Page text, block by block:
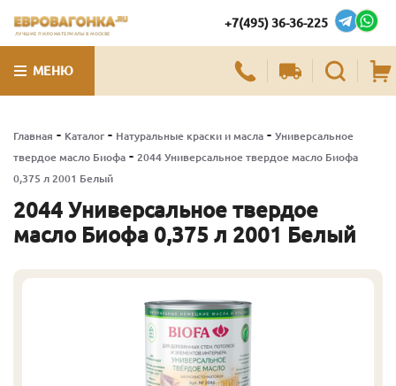
ЛУЧШИЕ ПИЛОМАТЕРИАЛЫ В МОСКВЕ
+7(495) 36-36-225
МЕНЮ
Главная - Каталог - Натуральные краски и масла - Универсальное
твердое масло Биофа - 2044 Универсальное твердое масло Биофа
0,375 л 2001 Белый
2044 Универсальное твердое
масло Биофа 0,375 л 2001 Белый